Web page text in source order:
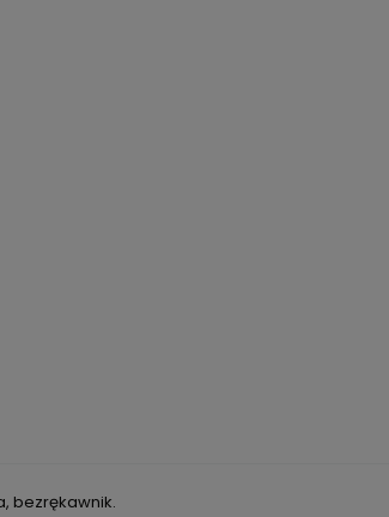
bezrękawnik.